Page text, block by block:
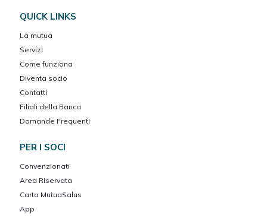
QUICK LINKS
La mutua
Servizi
Come funziona
Diventa socio
Contatti
Filiali della Banca
Domande Frequenti
PER I SOCI
Convenzionati
Area Riservata
Carta MutuaSalus
App